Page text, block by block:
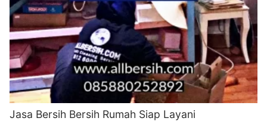
Jasa Bersih Bersih Rumah Siap Layani